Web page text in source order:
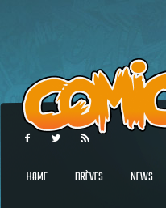
HOME BRÈVES NEWS